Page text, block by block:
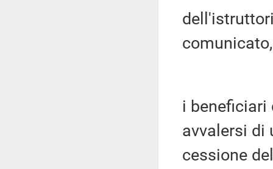
comunicato,
i beneficiari
avvalersi di
cessione